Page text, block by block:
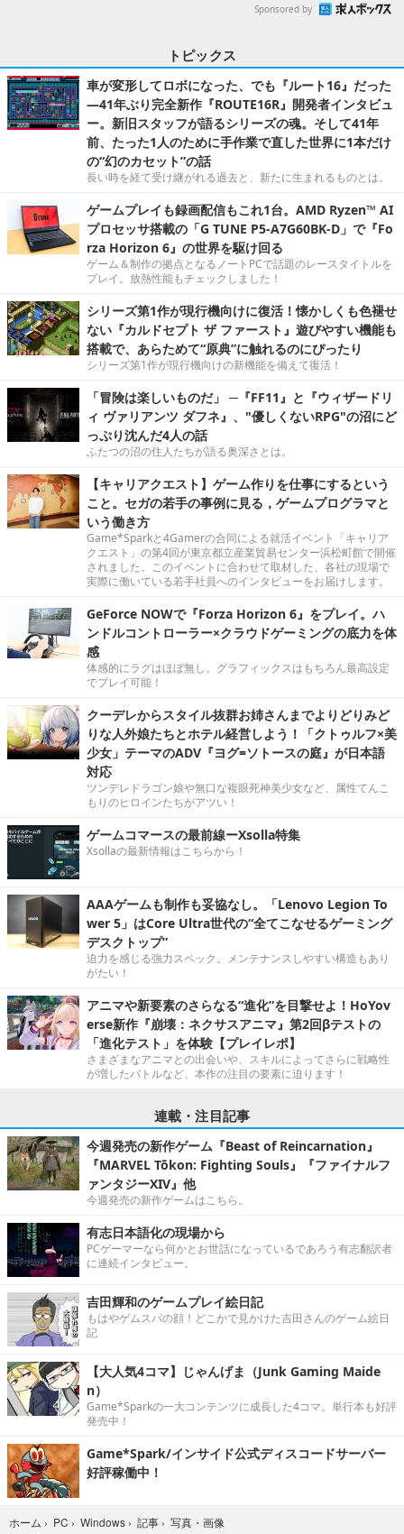
Sponsored by
トピックス
車が変形してロボになった、でも『ルート16』だった
―41年ぶり完全新作『ROUTE16R』開発者インタビュ
ー。新旧スタッフが語るシリーズの魂。そして41年
前、たった1人のために手作業で直した世界に1本だけ
の“幻のカセット”の話
長い時を経て受け継がれる過去と、新たに生まれるものとは。
ゲームプレイも録画配信もこれ1台。AMD Ryzen™ AI
プロセッサ搭載の「G TUNE P5-A7G60BK-D」で『Fo
rza Horizon 6』の世界を駆け回る
ゲーム＆制作の拠点となるノートPCで話題のレースタイトルを
プレイ。放熱性能もチェックしました！
シリーズ第1作が現行機向けに復活！懐かしくも色褪せ
ない『カルドセプト ザ ファースト』遊びやすい機能も
搭載で、あらためて“原典”に触れるのにぴったり
シリーズ第1作が現行機向けの新機能を備えて復活！
「冒険は楽しいものだ」 ─『FF11』と『ウィザードリ
ィ ヴァリアンツ ダフネ』、"優しくないRPG"の沼にど
っぷり沈んだ4人の話
ふたつの沼の住人たちが語る奥深さとは。
【キャリアクエスト】ゲーム作りを仕事にするという
こと。セガの若手の事例に見る，ゲームプログラマと
いう働き方
Game*Sparkと4Gamerの合同による就活イベント「キャリア
クエスト」の第4回が東京都立産業貿易センター浜松町館で開催
されました。このイベントに合わせて取材した、各社の現場で
実際に働いている若手社員へのインタビューをお届けします。
GeForce NOWで『Forza Horizon 6』をプレイ。ハ
ンドルコントローラー×クラウドゲーミングの底力を体
感
体感的にラグはほぼ無し。グラフィックスはもちろん最高設定
でプレイ可能！
クーデレからスタイル抜群お姉さんまでよりどりみど
りな人外娘たちとホテル経営しよう！「クトゥルフ×美
少女」テーマのADV『ヨグ=ソトースの庭』が日本語
対応
ツンデレドラゴン娘や無口な複眼死神美少女など、属性てんこ
もりのヒロインたちがアツい！
ゲームコマースの最前線ーXsolla特集
Xsollaの最新情報はこちらから！
AAAゲームも制作も妥協なし。「Lenovo Legion To
wer 5」はCore Ultra世代の“全てこなせるゲーミング
デスクトップ”
迫力を感じる強力スペック。メンテナンスしやすい構造もあり
がたい！
アニマや新要素のさらなる“進化”を目撃せよ！HoYov
erse新作『崩壊：ネクサスアニマ』第2回βテストの
「進化テスト」を体験【プレイレポ】
さまざまなアニマとの出会いや、スキルによってさらに戦略性
が増したバトルなど、本作の注目の要素に迫ります！
連載・注目記事
今週発売の新作ゲーム『Beast of Reincarnation』
『MARVEL Tōkon: Fighting Souls』『ファイナルフ
ァンタジーXIV』他
今週発売の新作ゲームはこちら。
有志日本語化の現場から
PCゲーマーなら何かとお世話になっているであろう有志翻訳者
に連続インタビュー。
吉田輝和のゲームプレイ絵日記
もはやゲムスパの顔！どこかで見かけた吉田さんのゲーム絵日
記
【大人気4コマ】じゃんげま（Junk Gaming Maide
n）
Game*Sparkの一大コンテンツに成長した4コマ。単行本も好評
発売中！
Game*Spark/インサイド公式ディスコードサーバー
好評稼働中！
ホーム › PC › Windows › 記事 › 写真・画像